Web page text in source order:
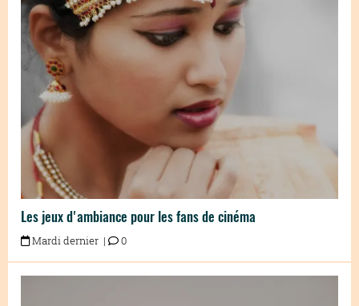
Les jeux d'ambiance pour les fans de cinéma
Mardi dernier | 0